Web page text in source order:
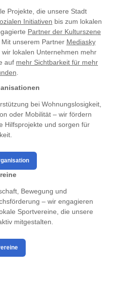
Projekte, die unsere Stadt
Initiativen bis zum lokalen
Partner der Kulturszene
Mit unserem Partner Mediasky
wir lokalen Unternehmen mehr
auf mehr Sichtbarkeit für mehr
bei Wohnungslosigkeit,
oder Mobilität – wir fördern
Hilfsprojekte und sorgen für
Bewegung und
– wir engagieren
Sportvereine, die unsere
mitgestalten.